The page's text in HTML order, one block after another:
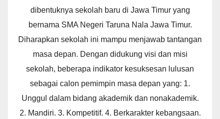
dibentuknya sekolah baru di Jawa Timur yang
bernama SMA Negeri Taruna Nala Jawa Timur.
Diharapkan sekolah ini mampu menjawab tantangan
masa depan. Dengan didukung visi dan misi
sekolah, beberapa indikator kesuksesan lulusan
sebagai calon pemimpin masa depan yang: 1.
Unggul dalam bidang akademik dan nonakademik.
2. Mandiri. 3. Kompetitif. 4. Berkarakter kebangsaan.